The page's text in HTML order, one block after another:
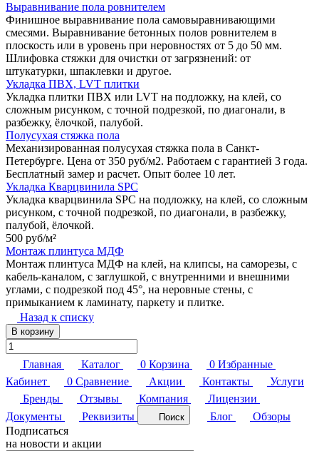
Выравнивание пола ровнителем
Финишное выравнивание пола самовыравнивающими
смесями. Выравнивание бетонных полов ровнителем в
плоскость или в уровень при неровностях от 5 до 50 мм.
Шлифовка стяжки для очистки от загрязнений: от
штукатурки, шпаклевки и другое.
Укладка ПВХ, LVT плитки
Укладка плитки ПВХ или LVT на подложку, на клей, со
сложным рисунком, с точной подрезкой, по диагонали, в
разбежку, ёлочкой, палубой.
Полусухая стяжка пола
Механизированная полусухая стяжка пола в Санкт-
Петербурге. Цена от 350 руб/м2. Работаем с гарантией 3 года.
Бесплатный замер и расчет. Опыт более 10 лет.
Укладка Кварцвинила SPC
Укладка кварцвинила SPC на подложку, на клей, со сложным
рисунком, с точной подрезкой, по диагонали, в разбежку,
палубой, ёлочкой.
500 руб/м²
Монтаж плинтуса МДФ
Монтаж плинтуса МДФ на клей, на клипсы, на саморезы, с
кабель-каналом, с заглушкой, с внутренними и внешними
углами, с подрезкой под 45°, на неровные стены, с
примыканием к ламинату, паркету и плитке.
Назад к списку
В корзину
Главная Каталог 0 Корзина 0 Избранные
Кабинет
0 Сравнение Акции Контакты
Услуги
Бренды
Отзывы Компания
Лицензии
Документы
Реквизиты Поиск Блог
Обзоры
Подписаться
на новости и акции